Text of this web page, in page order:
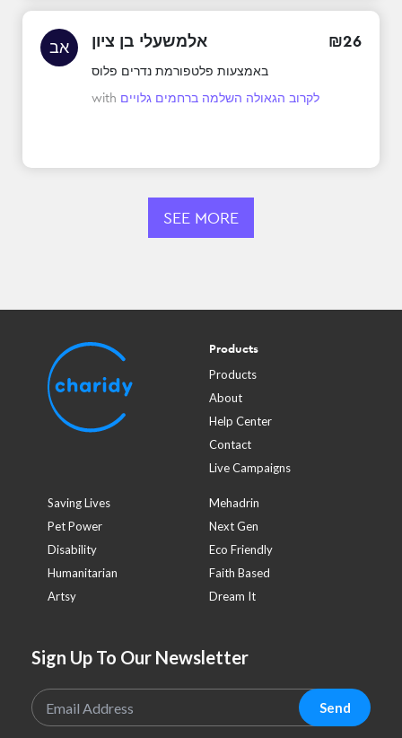
אב אלמשעלי בן ציון ₪26
באמצעות פלטפורמת נדרים פלוס
with לקרוב הגאולה השלמה ברחמים גלויים
SEE MORE
Products
Products
About
Help Center
Contact
Live Campaigns
Saving Lives
Mehadrin
Pet Power
Next Gen
Disability
Eco Friendly
Humanitarian
Faith Based
Artsy
Dream It
Sign Up To Our Newsletter
Send